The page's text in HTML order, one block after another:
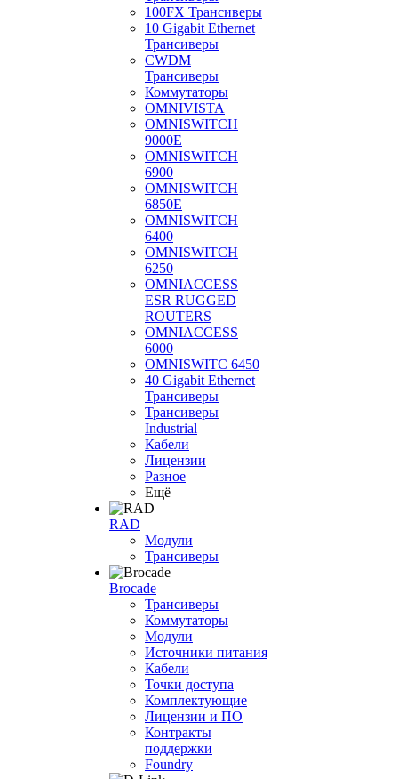
100FX Трансиверы
10 Gigabit Ethernet
Трансиверы
CWDM
Трансиверы
Коммутаторы
OMNIVISTA
OMNISWITCH
9000E
OMNISWITCH
6900
OMNISWITCH
6850E
OMNISWITCH
6400
OMNISWITCH
6250
OMNIACCESS
ESR RUGGED
ROUTERS
OMNIACCESS
6000
OMNISWITC 6450
40 Gigabit Ethernet
Трансиверы
Трансиверы
Industrial
Кабели
Лицензии
Разное
Ещё
RAD
Модули
Трансиверы
Brocade
Трансиверы
Коммутаторы
Модули
Источники питания
Кабели
Точки доступа
Комплектующие
Лицензии и ПО
Контракты
поддержки
Foundry